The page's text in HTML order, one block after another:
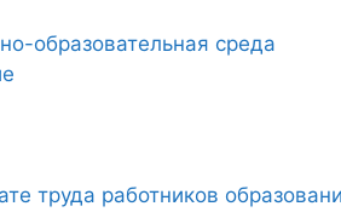
образовательная среда
труда работников